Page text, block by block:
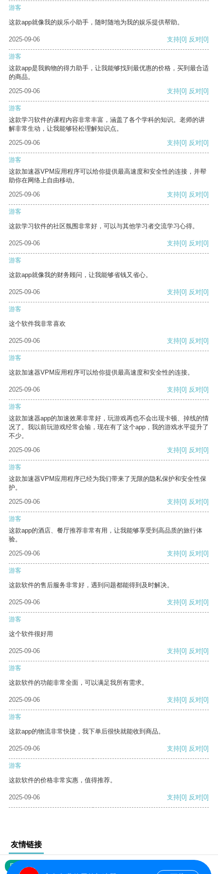
游客
这款app就像我的娱乐小助手，随时随地为我的娱乐提供帮助。
2025-09-06 支持[0] 反对[0]
游客
这款app是我购物的得力助手，让我能够找到最优惠的价格，买到最合适
的商品。
2025-09-06
支持[0] 反对[0]
游客
这款学习软件的课程内容非常丰富，涵盖了各个学科的知识。老师的讲
解非常生动，让我能够轻松理解知识点。
2025-09-06
支持[0] 反对[0]
游客
这款加速器VPM应用程序可以给你提供最高速度和安全性的连接，并帮
助你在网络上自由移动。
2025-09-06
支持[0] 反对[0]
游客
这款学习软件的社区氛围非常好，可以与其他学习者交流学习心得。
2025-09-06 支持[0] 反对[0]
游客
这款app就像我的财务顾问，让我能够省钱又省心。
2025-09-06 支持[0] 反对[0]
游客
这个软件我非常喜欢
2025-09-06 支持[0] 反对[0]
游客
这款加速器VPM应用程序可以给你提供最高速度和安全性的连接。
2025-09-06 支持[0] 反对[0]
游客
这款加速器app的加速效果非常好，玩游戏再也不会出现卡顿、掉线的情
况了。我以前玩游戏经常会输，现在有了这个app，我的游戏水平提升了
不少。
2025-09-06
支持[0] 反对[0]
游客
这款加速器VPM应用程序已经为我们带来了无限的隐私保护和安全性保
护。
2025-09-06
支持[0] 反对[0]
游客
这款app的酒店、餐厅推荐非常有用，让我能够享受到高品质的旅行体
验。
2025-09-06
支持[0] 反对[0]
游客
这款软件的售后服务非常好，遇到问题都能得到及时解决。
2025-09-06 支持[0] 反对[0]
游客
这个软件很好用
2025-09-06 支持[0] 反对[0]
游客
这款软件的功能非常全面，可以满足我所有需求。
2025-09-06 支持[0] 反对[0]
游客
这款app的物流非常快捷，我下单后很快就能收到商品。
2025-09-06 支持[0] 反对[0]
游客
这款软件的价格非常实惠，值得推荐。
2025-09-06 支持[0] 反对[0]
友情链接
网站地图